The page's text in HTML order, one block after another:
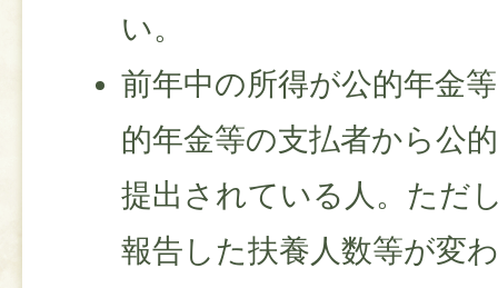
い。
前年中の所得が公的年金
的年金等の支払者から公
提出されている人。ただ
報告した扶養人数等が変